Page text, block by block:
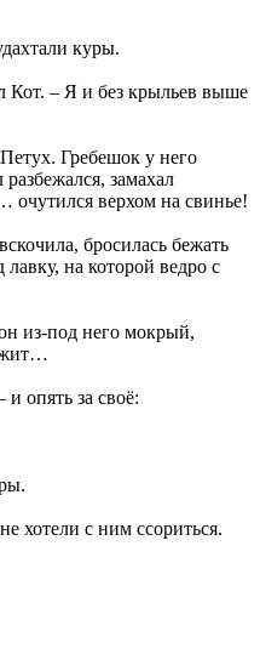
куры.
– Я и без крыльев выше
Гребешок у него
замахал
очутился верхом на свинье!
бросилась бежать
лавку, на которой ведро с
из-под него мокрый,
опять за своё:
хотели с ним ссориться.